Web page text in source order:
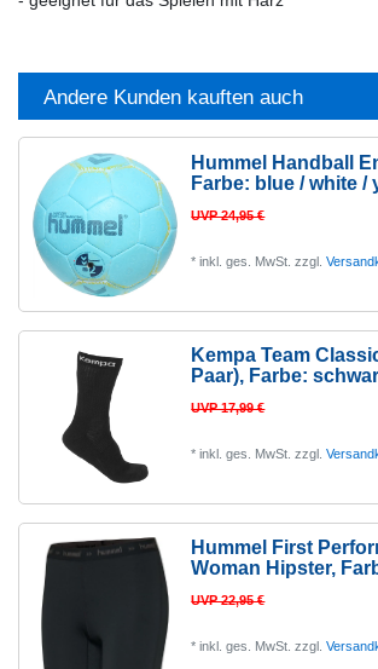
Andere Kunden kauften auch
Hummel Handball
Farbe: blue / white /
UVP 24,95 €
*inkl. ges. MwSt. zzgl.
Kempa Team
Paar), Farbe:
UVP 17,99 €
*inkl. ges. MwSt. zzgl.
Hummel First
Woman Hipster,
UVP 22,95 €
*inkl. ges. MwSt. zzgl.